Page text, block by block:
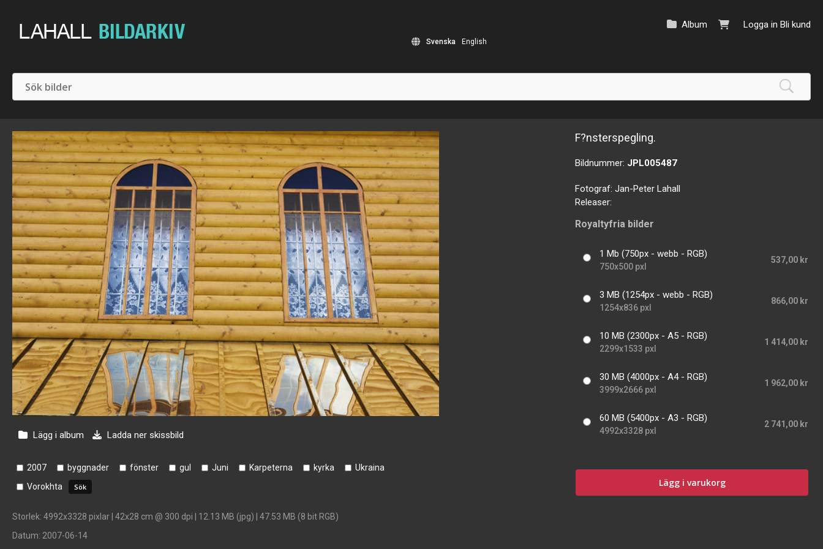
Logga in Bli kund
Album
Svenska English
Lägg i album Ladda ner skissbild
2007 byggnader fönster gul Juni Karpeterna kyrka
Ukraina
Vorokhta
Storlek: 4992x3328 pixlar | 42x28 cm @ 300 dpi | 12.13 MB (jpg) | 47.53 MB (8 bit RGB)
Datum: 2007-06-14
F?nsterspegling.
Bildnummer: JPL005487
Fotograf:Jan-Peter Lahall
Releaser:
Royaltyfria bilder
1 Mb (750px - webb - RGB)
750x500 pxl
537,00 kr
3 MB (1254px - webb - RGB)
1254x836 pxl
866,00 kr
10 MB (2300px - A5 - RGB)
2299x1533 pxl
1 414,00 kr
30 MB (4000px - A4 - RGB)
3999x2666 pxl
1 962,00 kr
60 MB (5400px - A3 - RGB)
4992x3328 pxl
2 741,00 kr
Lägg i varukorg